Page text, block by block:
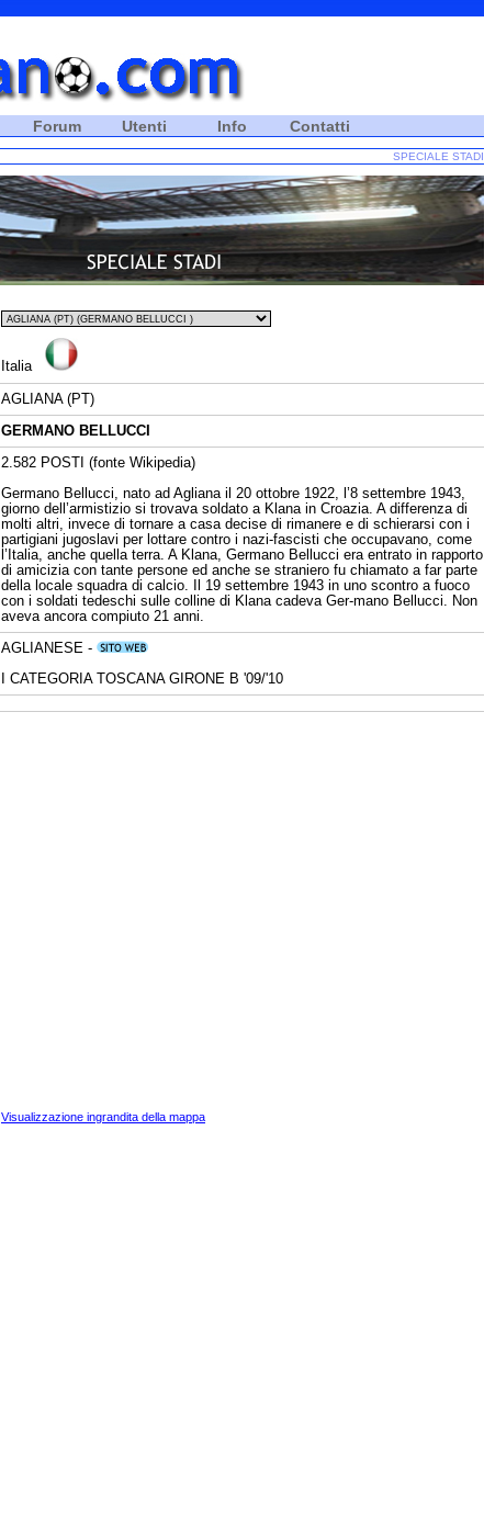
Forum Utenti Info Contatti
SPECIALE STADI
Italia
AGLIANA (PT)
GERMANO BELLUCCI
2.582 POSTI (fonte Wikipedia)
Germano Bellucci, nato ad Agliana il 20 ottobre 1922, l’8 settembre 1943,
giorno dell’armistizio si trovava soldato a Klana in Croazia. A differenza di
molti altri, invece di tornare a casa decise di rimanere e di schierarsi con i
partigiani jugoslavi per lottare contro i nazi-fascisti che occupavano, come
l’Italia, anche quella terra. A Klana, Germano Bellucci era entrato in rapporto
di amicizia con tante persone ed anche se straniero fu chiamato a far parte
della locale squadra di calcio. Il 19 settembre 1943 in uno scontro a fuoco
con i soldati tedeschi sulle colline di Klana cadeva Ger-mano Bellucci. Non
aveva ancora compiuto 21 anni.
AGLIANESE -
I CATEGORIA TOSCANA GIRONE B '09/'10
Visualizzazione ingrandita della mappa